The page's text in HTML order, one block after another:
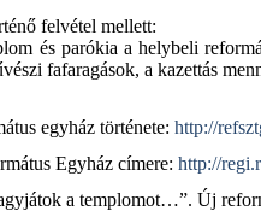
felvétel mellett:
és parókia a helybeli
fafaragások, a kazettás
egyház története: http://
Egyház címere: http://
a templomot…”. Új